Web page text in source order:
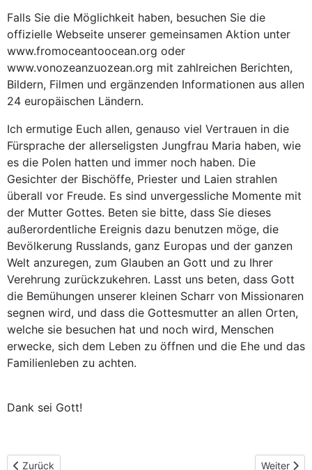
Falls Sie die Möglichkeit haben, besuchen Sie die
offizielle Webseite unserer gemeinsamen Aktion unter
www.fromoceantoocean.org oder
www.vonozeanzuozean.org mit zahlreichen Berichten,
Bildern, Filmen und ergänzenden Informationen aus allen
24 europäischen Ländern.
Ich ermutige Euch allen, genauso viel Vertrauen in die
Fürsprache der allerseligsten Jungfrau Maria haben, wie
es die Polen hatten und immer noch haben. Die
Gesichter der Bischöffe, Priester und Laien strahlen
überall vor Freude. Es sind unvergessliche Momente mit
der Mutter Gottes. Beten sie bitte, dass Sie dieses
außerordentliche Ereignis dazu benutzen möge, die
Bevölkerung Russlands, ganz Europas und der ganzen
Welt anzuregen, zum Glauben an Gott und zu Ihrer
Verehrung zurückzukehren. Lasst uns beten, dass Gott
die Bemühungen unserer kleinen Scharr von Missionaren
segnen wird, und dass die Gottesmutter an allen Orten,
welche sie besuchen hat und noch wird, Menschen
erwecke, sich dem Leben zu öffnen und die Ehe und das
Familienleben zu achten.
Dank sei Gott!
Vorheriger Beitrag: Pressemitteilungen
Zurück Nächster
Weiter